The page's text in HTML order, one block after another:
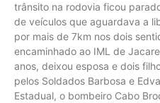
trânsito na rodovia ficou
de veículos que aguardava a
por mais de 7km nos dois
encaminhado ao IML de
anos, deixou esposa e dois
pelos Soldados Barbosa e
Estadual, o bombeiro Cabo